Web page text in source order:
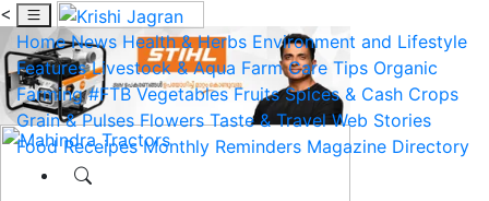
<
Home News Health & Herbs Environment and Lifestyle
Features Livestock & Aqua Farm Care Tips Organic
Farming #FTB Vegetables Fruits Spices & Cash Crops
Grain & Pulses Flowers Taste & Travel Web Stories
Food Receipes Monthly Reminders Magazine Directory